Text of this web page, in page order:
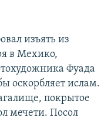
изъять из
в Мехико,
Фуада
оскорбляет ислам.
покрытое
мечети. Посол